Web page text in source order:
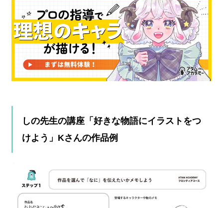
しの先生の講座「好きな物語にイラストをつ
けよう」Kさんの作品例